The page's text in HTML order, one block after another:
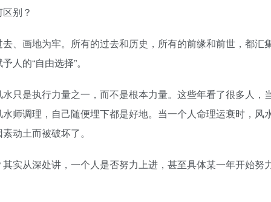
别？
、画地为牢。所有的过去和历史，所有的前缘和前世，都汇
人的“自由选择”。
只是执行力量之一，而不是根本力量。这些年看了很多人，
师调理，自己随便埋下都是好地。当一个人命理运衰时，风
动土而被破坏了。
实从深处讲，一个人是否努力上进，甚至具体某一年开始努